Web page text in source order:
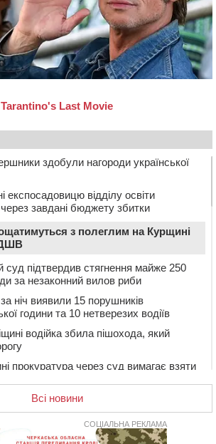
здобули нагороди української
експосадовицю відділу освіти
завдані бюджету збитки
з полеглим на Курщині
ДШВ
суд підтвердив стягнення майже 250
за незаконний вилов риби
ніч виявили 15 порушників
години та 10 нетверезих водіїв
водійка збила пішохода, який
прокуратура через суд вимагає взяти
магазину під колесами вантажівки
для приватизації
Всі новини
СОЦІАЛЬНА РЕКЛАМА